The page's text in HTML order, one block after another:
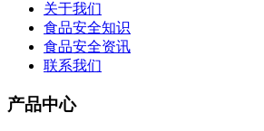
关于我们
食品安全知识
食品安全资讯
联系我们
产品中心